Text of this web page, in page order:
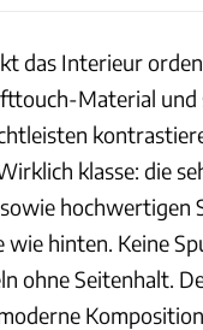
das Interieur
Material und
klasse: die
hochwertigen
wie hinten. Keine
ohne Seitenhalt.